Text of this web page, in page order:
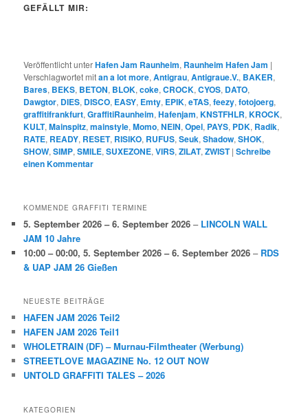
GEFÄLLT MIR:
Veröffentlicht unterHafen Jam Raunheim, Raunheim Hafen Jam |
Verschlagwortet mitan a lot more,Antigrau,Antigraue.V., BAKER,
Bares, BEKS, BETON, BLOK,coke,CROCK,CYOS, DATO,
Dawgtor, DIES, DISCO, EASY, Emty, EPIK,eTAS,feezy,fotojoerg,
graffitifrankfurt,GraffitiRaunheim,Hafenjam,KNSTFHLR,KROCK,
KULT,Mainspitz,mainstyle,Momo,NEIN,Opel, PAYS, PDK, Radik,
RATE, READY, RESET, RISIKO, RUFUS,Seuk,Shadow,SHOK,
SHOW,SIMP,SMILE,SUXEZONE,VIRS,ZILAT,ZWIST |Schreibe
einen Kommentar
KOMMENDE GRAFFITI TERMINE
5. September 2026 – 6. September 2026 – LINCOLN WALL
JAM 10 Jahre
10:00 – 00:00,5. September 2026 – 6. September 2026 – RDS
& UAP JAM 26 Gießen
NEUESTE BEITRÄGE
HAFEN JAM 2026 Teil2
HAFEN JAM 2026 Teil1
WHOLETRAIN (DF) – Murnau-Filmtheater (Werbung)
STREETLOVE MAGAZINE No. 12 OUT NOW
UNTOLD GRAFFITI TALES – 2026
KATEGORIEN